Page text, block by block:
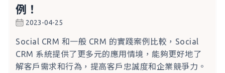
例！
2023-04-25
Social CRM 和一般 CRM 的實踐案例比較，Social
CRM 系統提供了更多元的應用情境，能夠更好地了
解客戶需求和行為，提高客戶忠誠度和企業競爭力。